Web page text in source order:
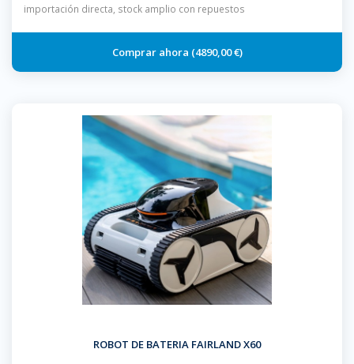
importación directa, stock amplio con repuestos
4890,00 €
ROBOT DE BATERIA FAIRLAND X60